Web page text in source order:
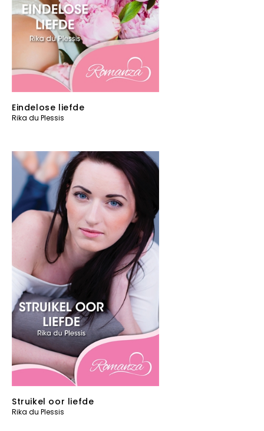
Eindelose liefde
Rika du Plessis
Struikel oor liefde
Rika du Plessis